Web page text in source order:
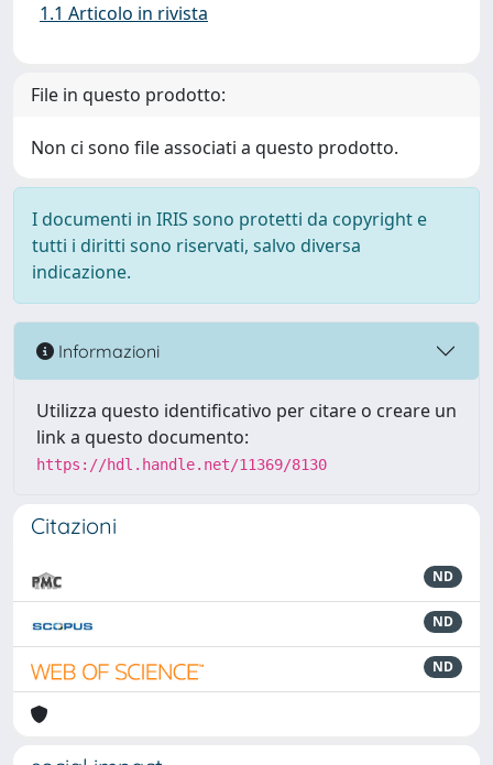
1.1 Articolo in rivista
File in questo prodotto:
Non ci sono file associati a questo prodotto.
I documenti in IRIS sono protetti da copyright e
tutti i diritti sono riservati, salvo diversa
indicazione.
Informazioni
Utilizza questo identificativo per citare o creare un
link a questo documento:
https://hdl.handle.net/11369/8130
Citazioni
ND
ND
ND